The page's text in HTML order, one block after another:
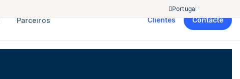
Portugal
Parceiros Clientes Contacte